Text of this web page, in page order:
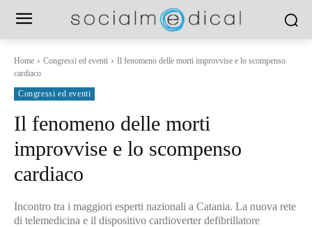
Home Congressi ed eventi
Il fenomeno delle morti improvvise e lo scompenso
cardiaco
Congressi ed eventi
Il fenomeno delle morti
improvvise e lo scompenso
cardiaco
Incontro tra i maggiori esperti nazionali a Catania. La nuova rete
di telemedicina e il dispositivo cardioverter defibrillatore